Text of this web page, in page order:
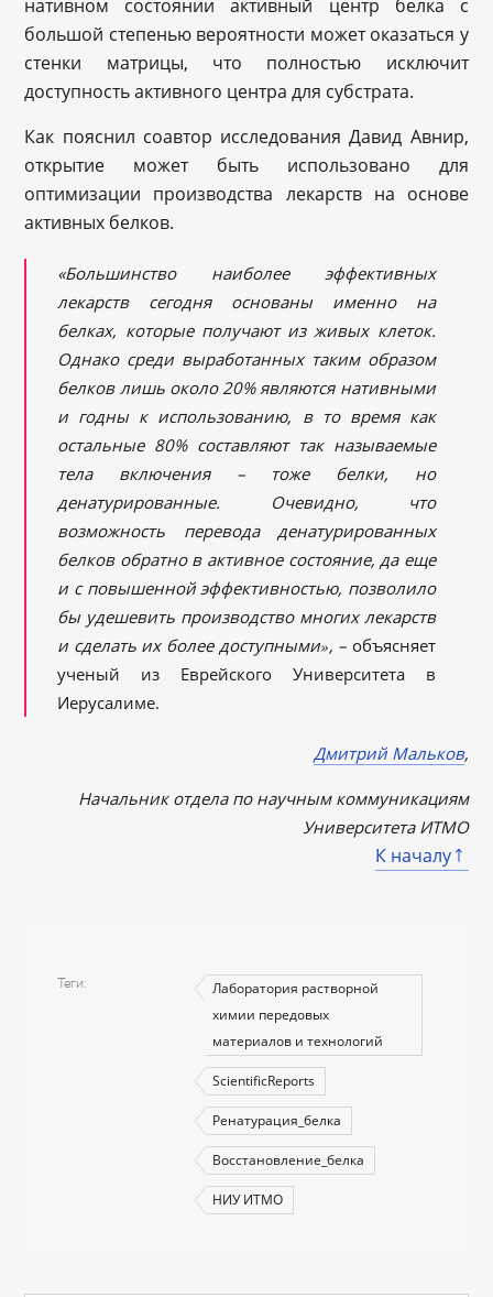
нативном состоянии активный центр белка с
большой степенью вероятности может оказаться у
стенки матрицы, что полностью исключит
доступность активного центра для субстрата.
Как пояснил соавтор исследования Давид Авнир,
открытие может быть использовано для
оптимизации производства лекарств на основе
активных белков.
«Большинство наиболее эффективных
лекарств сегодня основаны именно на
белках, которые получают из живых клеток.
Однако среди выработанных таким образом
белков лишь около 20% являются нативными
и годны к использованию, в то время как
остальные 80% составляют так называемые
тела включения – тоже белки, но
денатурированные. Очевидно, что
возможность перевода денатурированных
белков обратно в активное состояние, да еще
и с повышенной эффективностью, позволило
бы удешевить производство многих лекарств
и сделать их более доступными», – объясняет
ученый из Еврейского Университета в
Иерусалиме.
Дмитрий Мальков,
Начальник отдела по научным коммуникациям
Университета ИТМО
К началу
Теги
Лаборатория растворной
химии передовых
материалов и технологий
ScientificReports
Ренатурация_белка
Восстановление_белка
НИУ ИТМО